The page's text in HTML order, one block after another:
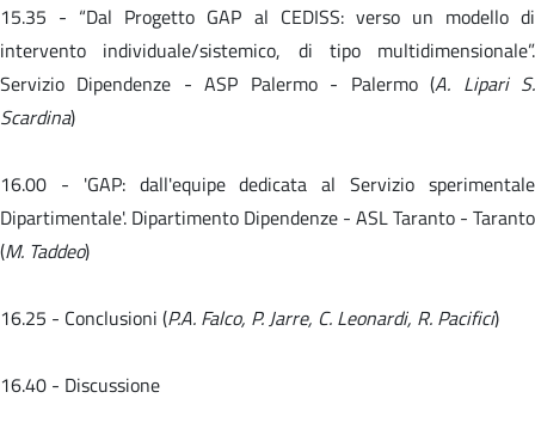
15.35 - “Dal Progetto GAP al CEDISS: verso un modello di
intervento individuale/sistemico, di tipo multidimensionale”.
Servizio Dipendenze - ASP Palermo - Palermo (A. Lipari S.
Scardina)
16.00 - 'GAP: dall'equipe dedicata al Servizio sperimentale
Dipartimentale'. Dipartimento Dipendenze - ASL Taranto - Taranto
(M. Taddeo)
16.25 - Conclusioni (P.A. Falco, P. Jarre, C. Leonardi, R. Pacifici)
16.40 - Discussione